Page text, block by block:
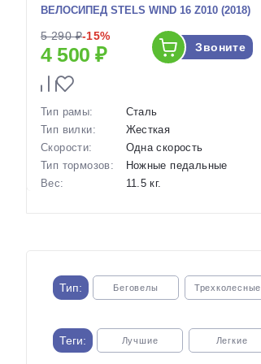
ВЕЛОСИПЕД STELS WIND 16 Z010 (2018)
5 290 ₽-15%
4 500 ₽ Звоните
Тип рамы:
Сталь
Тип вилки:
Жесткая
Скорости:
Одна скорость
Тип тормозов:
Ножные педальные
Вес:
11.5 кг.
Тип: Беговелы Трехколесные
Теги: Лучшие Легкие